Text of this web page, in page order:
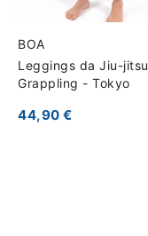
BOA
Leggings da Jiu-jitsu
Grappling - Tokyo
44,90 €